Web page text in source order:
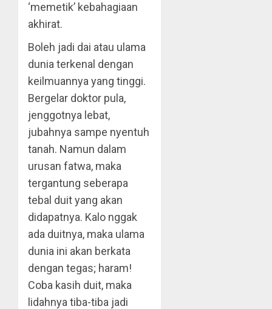
‘memetik’ kebahagiaan
akhirat.
Boleh jadi dai atau ulama
dunia terkenal dengan
keilmuannya yang tinggi.
Bergelar doktor pula,
jenggotnya lebat,
jubahnya sampe nyentuh
tanah. Namun dalam
urusan fatwa, maka
tergantung seberapa
tebal duit yang akan
didapatnya. Kalo nggak
ada duitnya, maka ulama
dunia ini akan berkata
dengan tegas; haram!
Coba kasih duit, maka
lidahnya tiba-tiba jadi